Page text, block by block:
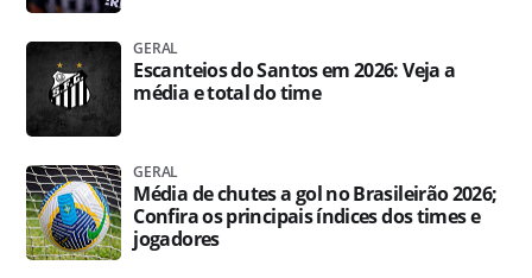
GERAL
Escanteios do Santos em 2026: Veja a
média e total do time
GERAL
Média de chutes a gol no Brasileirão 2026;
Confira os principais índices dos times e
jogadores